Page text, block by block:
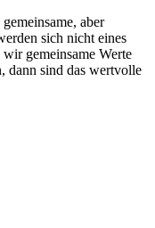
aber
sich nicht eines
gemeinsame Werte
dann sind das wertvolle